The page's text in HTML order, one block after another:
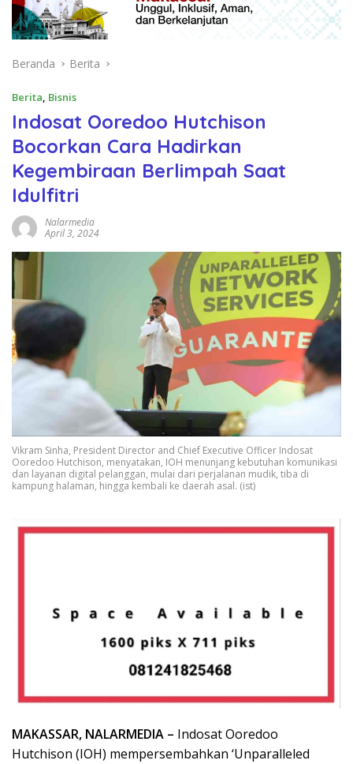
Beranda Berita
Berita, Bisnis
Indosat Ooredoo Hutchison
Bocorkan Cara Hadirkan
Kegembiraan Berlimpah Saat
Idulfitri
Nalarmedia
April 3, 2024
Vikram Sinha, President Director and Chief Executive Officer Indosat
Ooredoo Hutchison, menyatakan, IOH menunjang kebutuhan komunikasi
dan layanan digital pelanggan, mulai dari perjalanan mudik, tiba di
kampung halaman, hingga kembali ke daerah asal. (ist)
MAKASSAR, NALARMEDIA – Indosat Ooredoo
Hutchison (IOH) mempersembahkan ‘Unparalleled